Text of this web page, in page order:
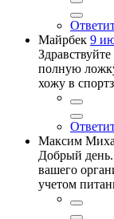
Майрбек 9
полную
хожу в
Максим
Добрый день.
вашего
учетом